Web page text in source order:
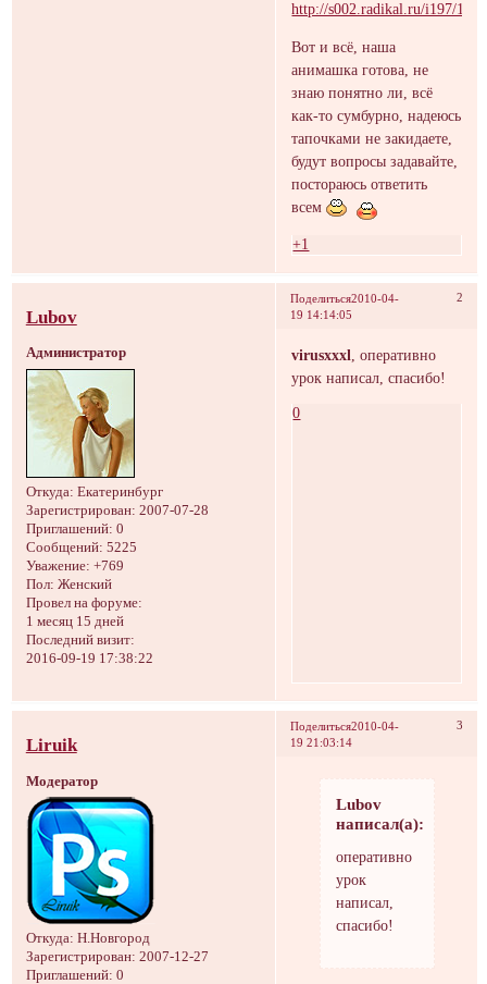
Вот и всё, наша
анимашка готова, не
знаю понятно ли, всё
как-то сумбурно, надеюсь
тапочками не закидаете,
будут вопросы задавайте,
постораюсь ответить
всем
+1
Поделиться 2
2010-04-
19 14:14:05
Lubov
Администратор
Откуда: Екатеринбург
Зарегистрирован: 2007-07-28
Приглашений: 0
Сообщений: 5225
Уважение: +769
Пол: Женский
Провел на форуме:
1 месяц 15 дней
Последний визит:
2016-09-19 17:38:22
virusxxxl , оперативно
урок написал, спасибо!
0
Поделиться 3
2010-04-
19 21:03:14
Liruik
Модератор
Откуда: Н.Новгород
Зарегистрирован: 2007-12-27
Приглашений: 0
Lubov
написал(а):
оперативно
урок
написал,
спасибо!